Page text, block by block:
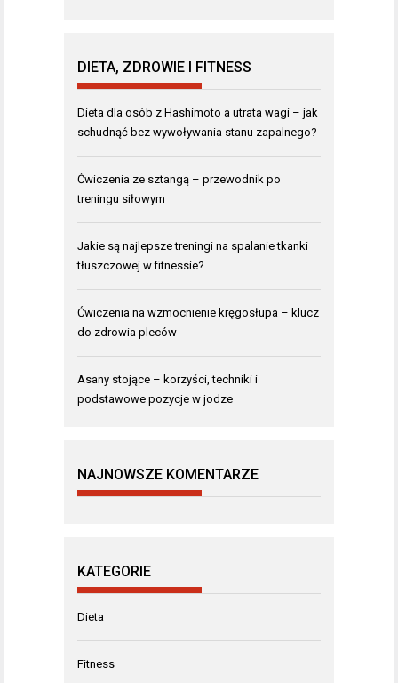
DIETA, ZDROWIE I FITNESS
Dieta dla osób z Hashimoto a utrata wagi – jak
schudnąć bez wywoływania stanu zapalnego?
Ćwiczenia ze sztangą – przewodnik po
treningu siłowym
Jakie są najlepsze treningi na spalanie tkanki
tłuszczowej w fitnessie?
Ćwiczenia na wzmocnienie kręgosłupa – klucz
do zdrowia pleców
Asany stojące – korzyści, techniki i
podstawowe pozycje w jodze
NAJNOWSZE KOMENTARZE
KATEGORIE
Dieta
Fitness